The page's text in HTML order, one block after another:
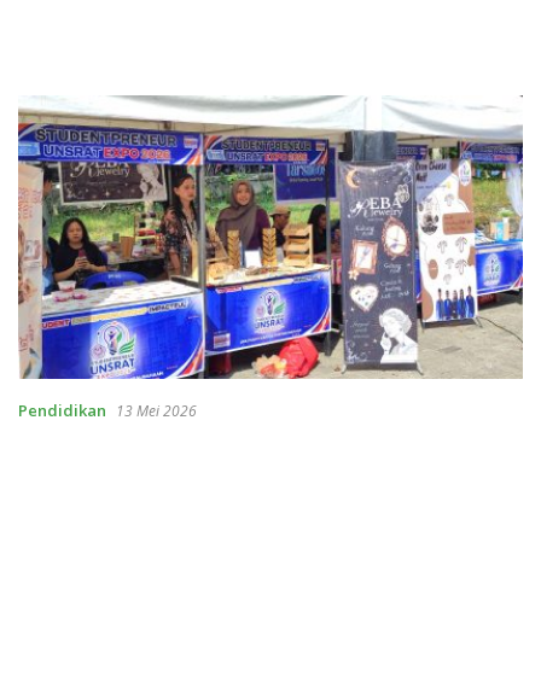
Pendidikan 13 Mei 2026